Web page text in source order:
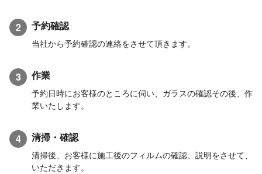
2 予約確認
当社から予約確認の連絡をさせて頂きます。
3 作業
予約日時にお客様のところに伺い、ガラスの確認その後、作
業いたします。
4 清掃・確認
清掃後、お客様に施工後のフィルムの確認、説明をさせて、
いただきます。